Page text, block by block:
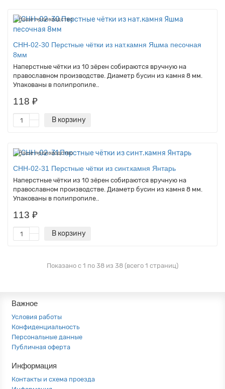
Наше производство
CHH-02-30 Перстные чётки из нат.камня Яшма песочная
8мм
Наперстные чётки из 10 зёрен собираются вручную на
православном производстве. Диаметр бусин из камня 8 мм.
Упакованы в полипропиле..
118 ₽
В корзину
Наше производство
CHH-02-31 Перстные чётки из синт.камня Янтарь
Наперстные чётки из 10 зёрен собираются вручную на
православном производстве. Диаметр бусин из камня 8 мм.
Упакованы в полипропиле..
113 ₽
В корзину
Показано с 1 по 38 из 38 (всего 1 страниц)
Важное
Условия работы
Конфиденциальность
Персональные данные
Публичная оферта
Информация
Контакты и схема проезда